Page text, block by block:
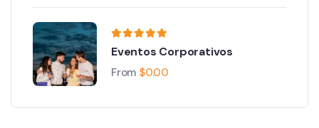
Eventos Corporativos
From $0.00